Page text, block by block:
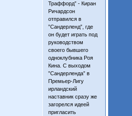
Траффорд” - Киран
Ричардсон
отправился в
”Сандерленд”, где
он будет играть под
руководством
своего бывшего
одноклубника Роя
Кина. С выходом
”Сандерленда” в
Премьер-Лигу
ирландский
наставник сразу же
загорелся идеей
пригласить